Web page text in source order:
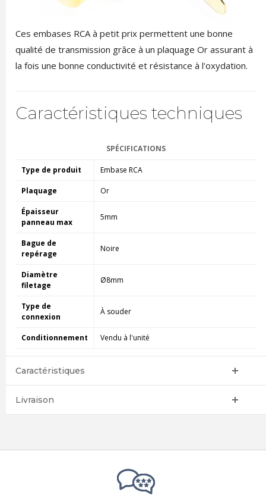
Ces embases RCA à petit prix permettent une bonne
qualité de transmission grâce à un plaquage Or assurant à
la fois une bonne conductivité et résistance à l'oxydation.
Caractéristiques techniques
SPÉCIFICATIONS
Type de produit Embase RCA
Plaquage Or
Épaisseur
panneau max
5mm
Bague de
repérage
Noire
Diamètre
filetage
Ø8mm
Type de
connexion
À souder
Conditionnement Vendu à l'unité
Caractéristiques
Livraison